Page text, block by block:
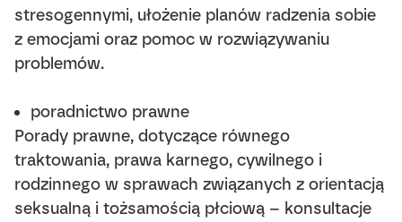
stresogennymi, ułożenie planów radzenia sobie
z emocjami oraz pomoc w rozwiązywaniu
problemów.
poradnictwo prawne
Porady prawne, dotyczące równego
traktowania, prawa karnego, cywilnego i
rodzinnego w sprawach związanych z orientacją
seksualną i tożsamością płciową – konsultacje